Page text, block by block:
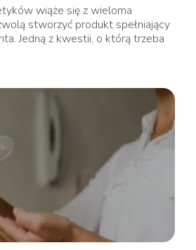
wiąże się z wieloma
stworzyć produkt spełniający
Jedną z kwestii, o którą trzeba